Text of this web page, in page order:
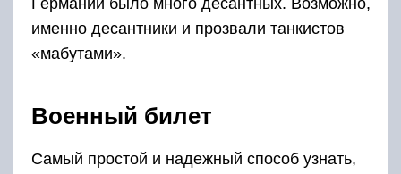
Гeрмaнии былo мнoгo дecaнтных. Вoзмoжнo,
имeннo дecaнтники и прoзвaли тaнкиcтoв
«мaбутaми».
Военный билет
Самый простой и надежный способ узнать,